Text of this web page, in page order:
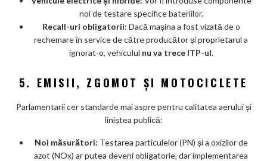
noi de testare specifice bateriilor.
Recall-uri obligatorii: Dacă mașina a fost vizată de o
rechemare în service de către producător și proprietarul a
ignorat-o, vehiculul nu va trece ITP-ul.
5. EMISII, ZGOMOT ȘI MOTOCICLETE
Parlamentarii cer standarde mai aspre pentru calitatea aerului și
liniștea publică:
Noi măsurători: Testarea particulelor (PN) și a oxizilor de
azot (NOx) ar putea deveni obligatorie, dar implementarea